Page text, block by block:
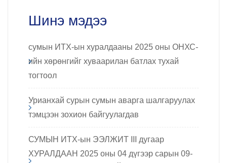
Шинэ мэдээ
сумын ИТХ-ын хуралдааны 2025 оны ОНХС-
ийн хөрөнгийг хуваарилан батлах тухай
тогтоол
Урианхай сурын сумын аварга шалгаруулах
тэмцээн зохион байгуулагдав
СУМЫН ИТХ-ын ЭЭЛЖИТ III дугаар
ХУРАЛДААН 2025 оны 04 дүгээр сарын 09-